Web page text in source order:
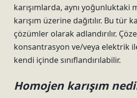
karışımlarda, aynı yoğunluktaki
karışım üzerine dağıtılır. Bu tür
çözümler olarak adlandırılır.
konsantrasyon ve/veya elektrik
kendi içinde sınıflandırılabilir.
Homojen karışım